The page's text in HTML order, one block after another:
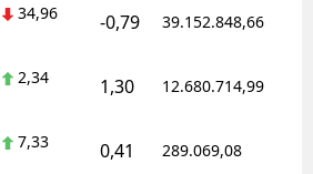
Kars
34,96 -0,79 39.152.848,66
2,34 1,30 12.680.714,99
7,33 0,41 289.069,08